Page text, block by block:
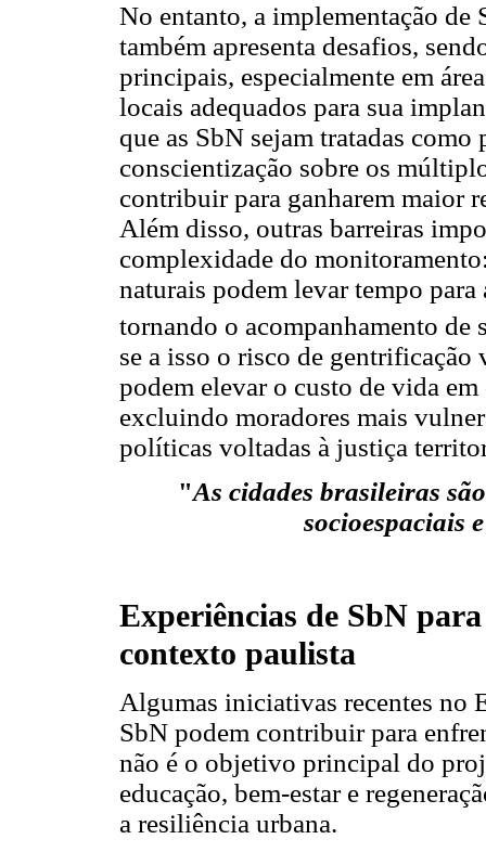
No entanto, a implementação de
também apresenta desafios,
principais, especialmente em
locais adequados para sua
que as SbN sejam tratadas
conscientização sobre os
contribuir para ganharem maior
Além disso, outras barreiras
complexidade do
naturais podem levar tempo
tornando o acompanhamento de
se a isso o risco de
podem elevar o custo de vida
excluindo moradores mais
políticas voltadas à justiça
"As cidades brasileiras
socioespaciais
Experiências de SbN
contexto paulista
Algumas iniciativas recentes no
SbN podem contribuir para
não é o objetivo principal do
educação, bem-estar e
a resiliência urbana.